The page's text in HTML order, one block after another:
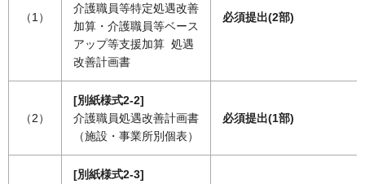
（1）
介護職員等特定処遇改善
加算・介護職員等ベース
アップ等支援加算 処遇
改善計画書
必須提出(2部)
（2）
[別紙様式2-2]
介護職員処遇改善計画書
（施設・事業所別個表）
必須提出(1部)
[別紙様式2-3]